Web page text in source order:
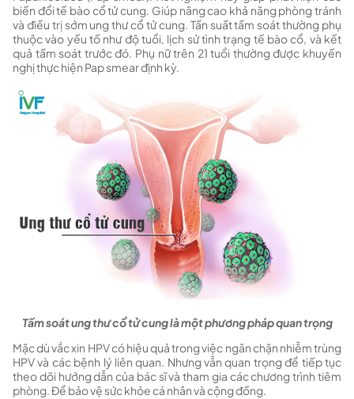
biến đổi tế bào cổ tử cung. Giúp nâng cao khả năng phòng tránh
và điều trị sớm ung thư cổ tử cung. Tần suất tầm soát thường phụ
thuộc vào yếu tố như độ tuổi, lịch sử tình trạng tế bào cổ, và kết
quả tầm soát trước đó. Phụ nữ trên 21 tuổi thường được khuyến
nghị thực hiện Pap smear định kỳ.
Tầm soát ung thư cổ tử cung là một phương pháp quan trọng
Mặc dù vắc xin HPV có hiệu quả trong việc ngăn chặn nhiễm trùng
HPV và các bệnh lý liên quan. Nhưng vẫn quan trọng để tiếp tục
theo dõi hướng dẫn của bác sĩ và tham gia các chương trình tiêm
phòng. Để bảo vệ sức khỏe cá nhân và cộng đồng.